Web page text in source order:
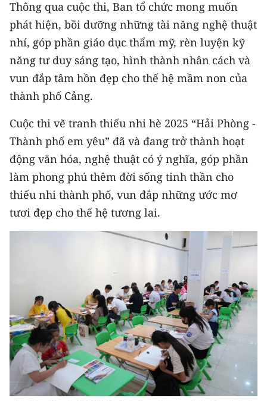
ENGLISH
中文
FRANÇAIS
РУССКИЙ
ESPAÑOL
Thông qua cuộc thi, Ban tổ chức mong muốn
phát hiện, bồi dưỡng những tài năng nghệ thuật
nhí, góp phần giáo dục thẩm mỹ, rèn luyện kỹ
năng tư duy sáng tạo, hình thành nhân cách và
vun đắp tâm hồn đẹp cho thế hệ mầm non của
thành phố Cảng.
Cuộc thi vẽ tranh thiếu nhi hè 2025 “Hải Phòng -
Thành phố em yêu” đã và đang trở thành hoạt
động văn hóa, nghệ thuật có ý nghĩa, góp phần
làm phong phú thêm đời sống tinh thần cho
thiếu nhi thành phố, vun đắp những ước mơ
tươi đẹp cho thế hệ tương lai.